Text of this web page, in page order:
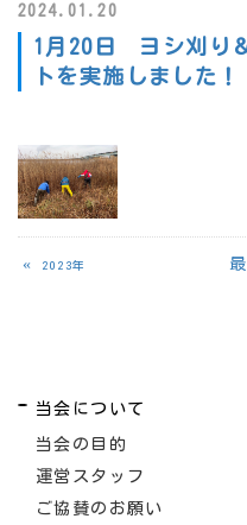
2024.01.20
1月20日 ヨシ刈り
トを実施しました！
« 2023年
当会について
当会の目的
運営スタッフ
ご協賛のお願い